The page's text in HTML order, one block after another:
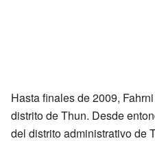
Hasta finales de 2009,
distrito de Thun. Desde
del distrito administrativo de